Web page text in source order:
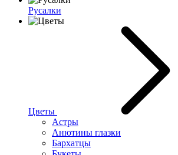
Русалки
Цветы
Астры
Анютины глазки
Бархатцы